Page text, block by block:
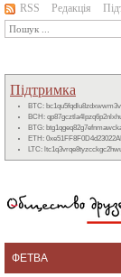
RSS Редакція
Підтримка
BTC:
BCH:
BTG:
ETH:
LTC:
ФЕТВА